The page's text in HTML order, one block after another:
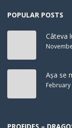
POPULAR POSTS
Câteva
Așa se
February
PROFIDES –